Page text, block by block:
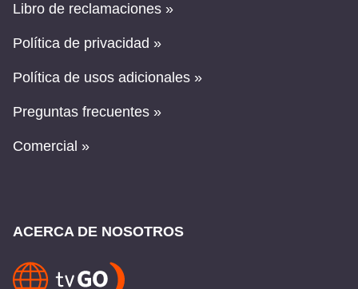
Libro de reclamaciones »
Política de privacidad »
Política de usos adicionales »
Preguntas frecuentes »
Comercial »
ACERCA DE NOSOTROS